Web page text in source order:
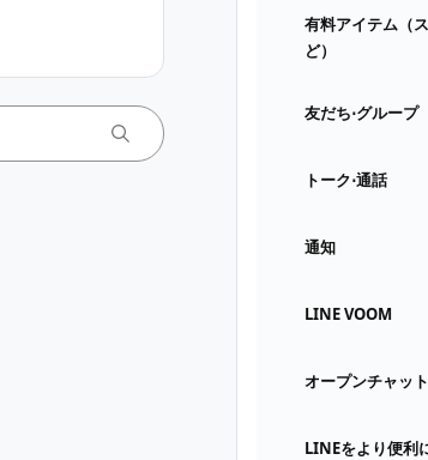
有料アイテム（
ど）
友だち⋅グループ
トーク⋅通話
通知
LINE VOOM
オープンチャット
LINEをより便利